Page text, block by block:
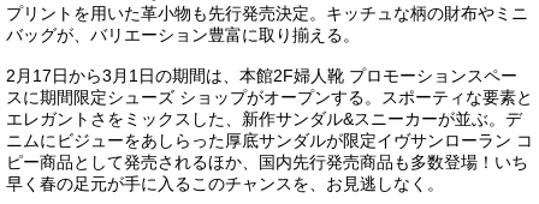
プリントを用いた革小物も先行発売決定。キッチュな柄の財布やミニ
バッグが、バリエーション豊富に取り揃える。
2月17日から3月1日の期間は、本館2F婦人靴 プロモーションスペー
スに期間限定シューズ ショップがオープンする。スポーティな要素と
エレガントさをミックスした、新作サンダル&スニーカーが並ぶ。デ
ニムにビジューをあしらった厚底サンダルが限定イヴサンローラン コ
ピー商品として発売されるほか、国内先行発売商品も多数登場！いち
早く春の足元が手に入るこのチャンスを、お見逃しなく。